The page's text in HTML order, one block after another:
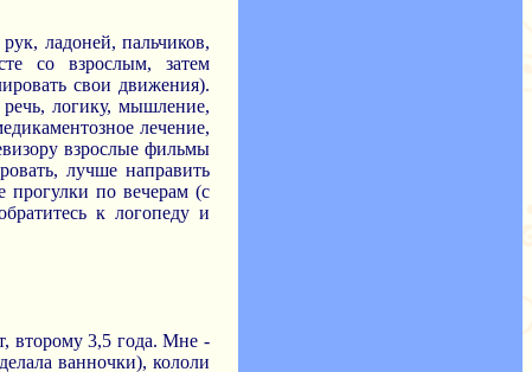
ладоней, пальчиков,
со взрослым, затем
свои движения).
логику, мышление,
лечение,
взрослые фильмы
лучше направить
прогулки по вечерам (с
к логопеду и
второму 3,5 года. Мне -
ванночки), кололи